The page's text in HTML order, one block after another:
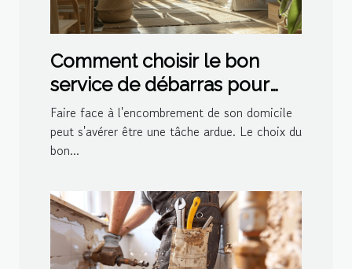
Comment choisir le bon
service de débarras pour
votre domicile
Faire face à l'encombrement de son domicile
peut s'avérer être une tâche ardue. Le choix du
bon...